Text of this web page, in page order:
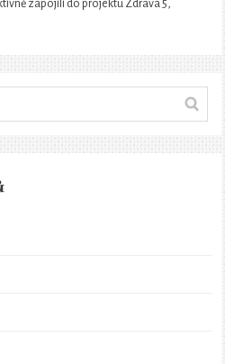
zapojili do projektu Zdravá 5,